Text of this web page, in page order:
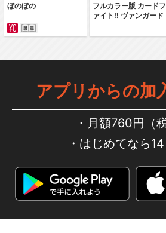
ぼのぼの
フルカラー版 カードフ
ァイト‼ ヴァンガード
アプリからの加
月額760円（税
はじめてなら